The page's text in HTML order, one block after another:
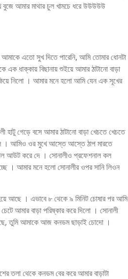
আমার মাথার চুল খামচে ধরে উউউউউ
এতো সুখ দিতে পারেনি, আমি তোমার ধোনটা
ধাক্কায় বিছানায় শুইয়ে আমার ঠাটানো বাড়া
নিলো । আমার মনে হলো আমি যেন এক সূখের
হাটু গেড়ে বসে আমার ঠাটানো বাড়া খেচতে খেচতে
। আমিও ওর মুখে আস্তে আস্তে ঠাপ মারতে
আউট করে দে । সোনালীও প্রফেশনাল কল
আমার মনে হলো সোনালীর ওপর সানি লিওন
আছে । এভাবে ৮ থেকে ৯ মিনিট চোষার পর আমি
আমার বাড়া পরিষ্কার করে দিলো । সোনালী
তুমি আমাকে আজ কনডম ছাড়াই চোদো ।
তলা থেকে কনডম বের করে আমার বাড়াটা